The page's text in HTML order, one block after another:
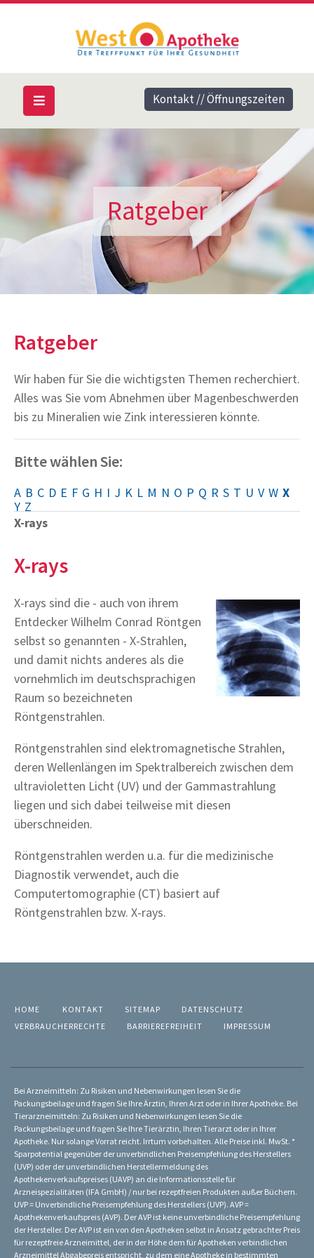
Ratgeber
Ratgeber
Wir haben für Sie die wichtigsten Themen recherchiert.
Alles was Sie vom Abnehmen über Magenbeschwerden
bis zu Mineralien wie Zink interessieren könnte.
Bitte wählen Sie:
A B C D E F G H I J K L M N O P Q R S T U V W X
Y Z
X-rays
X-rays
X-rays sind die - auch von ihrem
Entdecker Wilhelm Conrad Röntgen
selbst so genannten - X-Strahlen,
und damit nichts anderes als die
vornehmlich im deutschsprachigen
Raum so bezeichneten
Röntgenstrahlen.
Röntgenstrahlen sind elektromagnetische Strahlen,
deren Wellenlängen im Spektralbereich zwischen dem
ultravioletten Licht (UV) und der Gammastrahlung
liegen und sich dabei teilweise mit diesen
überschneiden.
Röntgenstrahlen werden u.a. für die medizinische
Diagnostik verwendet, auch die
Computertomographie (CT) basiert auf
Röntgenstrahlen bzw. X-rays.
HOME KONTAKT SITEMAP
DATENSCHUTZ
VERBRAUCHERRECHTE
BARRIEREFREIHEIT IMPRESSUM
Bei Arzneimitteln: Zu Risiken und Nebenwirkungen lesen Sie die
Packungsbeilage und fragen Sie Ihre Ärztin, Ihren Arzt oder in Ihrer Apotheke. Bei
Tierarzneimitteln: Zu Risiken und Nebenwirkungen lesen Sie die
Packungsbeilage und fragen Sie Ihre Tierärztin, Ihren Tierarzt oder in Ihrer
Apotheke. Nur solange Vorrat reicht. Irrtum vorbehalten. Alle Preise inkl. MwSt. *
Sparpotential gegenüber der unverbindlichen Preisempfehlung des Herstellers
(UVP) oder der unverbindlichen Herstellermeldung des
Apothekenverkaufspreises (UAVP) an die Informationsstelle für
Arzneispezialitäten (IFA GmbH) / nur bei rezeptfreien Produkten außer Büchern.
UVP = Unverbindliche Preisempfehlung des Herstellers (UVP). AVP =
Apothekenverkaufspreis (AVP). Der AVP ist keine unverbindliche Preisempfehlung
der Hersteller. Der AVP ist ein von den Apotheken selbst in Ansatz gebrachter Preis
für rezeptfreie Arzneimittel, der in der Höhe dem für Apotheken verbindlichen
Arzneimittel Abgabepreis entspricht, zu dem eine Apotheke in bestimmten
Kontakt // Öffnungszeiten